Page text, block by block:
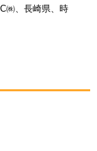
㈱、長崎県、時